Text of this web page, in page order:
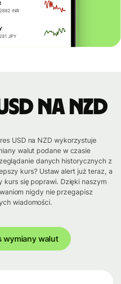
na NZD
USD na NZD wykorzystuje
walut podane w czasie
danych historycznych z
kurs? Ustaw alert już teraz, a
kurs się poprawi. Dzięki naszym
nigdy nie przegapisz
wiadomości.
wymiany walut